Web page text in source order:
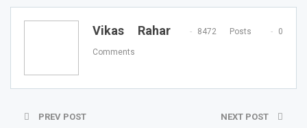
Vikas Rahar 8472 Posts 0
Comments
PREV POST NEXT POST